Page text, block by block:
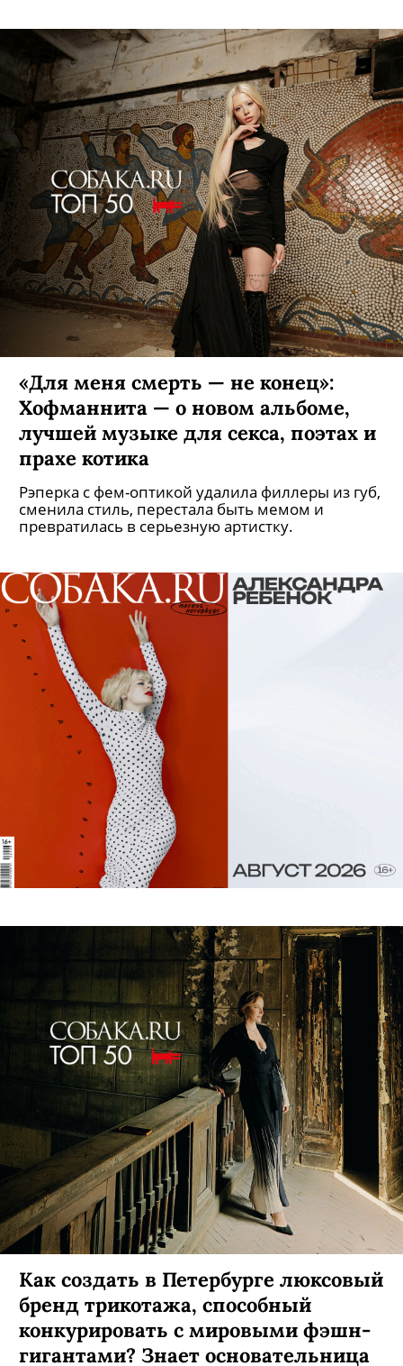
«Для меня смерть — не конец»:
Хофманнита — о новом альбоме,
лучшей музыке для секса, поэтах и
прахе котика
Рэперка с фем-оптикой удалила филлеры из губ,
сменила стиль, перестала быть мемом и
превратилась в серьезную артистку.
Как создать в Петербурге люксовый
бренд трикотажа, способный
конкурировать с мировыми фэшн-
гигантами? Знает основательница